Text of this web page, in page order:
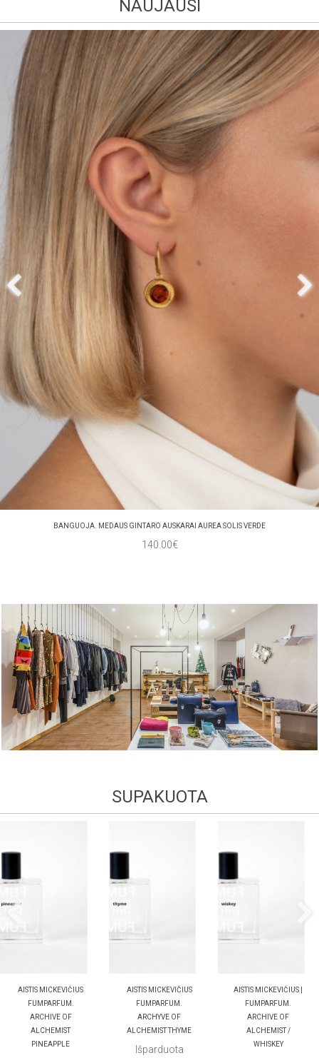
NAUJAUSI
BANGUOJA. MEDAUS GINTARO AUSKARAI AUREA SOLIS VERDE
140.00€
SUPAKUOTA
AISTIS MICKEVIČIUS
FUMPARFUM.
ARCHIVE OF
ALCHEMIST
PINEAPPLE
AISTIS MICKEVIČIUS
FUMPARFUM.
ARCHYVE OF
ALCHEMIST THYME
Išparduota
AISTIS MICKEVIČIUS |
FUMPARFUM.
ARCHIVE OF
ALCHEMIST /
WHISKEY